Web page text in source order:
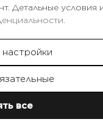
Детальные условия
все